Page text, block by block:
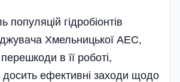
популяцій гідробіонтів
Хмельницької АЕС,
в її роботі,
досить ефективні заходи щодо